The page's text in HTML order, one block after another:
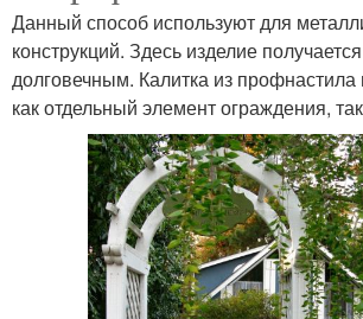
Данный способ используют для
конструкций. Здесь изделие
долговечным. Калитка из
как отдельный элемент ограждения,